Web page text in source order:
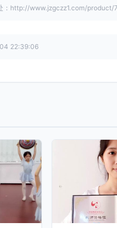
：http://www.jzgczz1.com/product/
22:39:06